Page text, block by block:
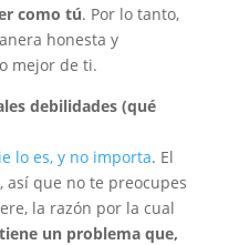
como tú. Por lo tanto,
honesta y
mejor de ti.
debilidades (qué
lo es, y no importa. El
así que no te preocupes
la razón por la cual
tiene un problema que,